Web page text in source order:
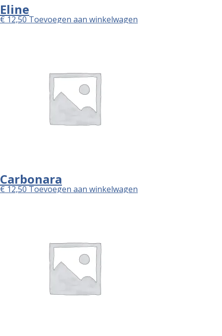
Eline
€12,50Toevoegen aan winkelwagen
Carbonara
€12,50Toevoegen aan winkelwagen